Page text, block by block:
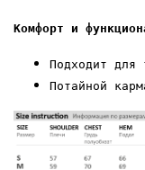
Комфорт и
Подходит для
Потайной